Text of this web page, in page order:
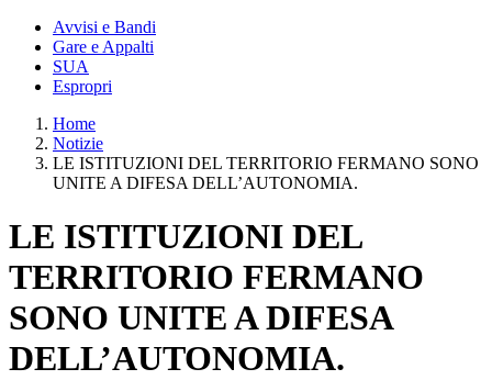
Avvisi e Bandi
Gare e Appalti
SUA
Espropri
Home
Notizie
LE ISTITUZIONI DEL TERRITORIO FERMANO SONO
UNITE A DIFESA DELL’AUTONOMIA.
LE ISTITUZIONI DEL
TERRITORIO FERMANO
SONO UNITE A DIFESA
DELL’AUTONOMIA.